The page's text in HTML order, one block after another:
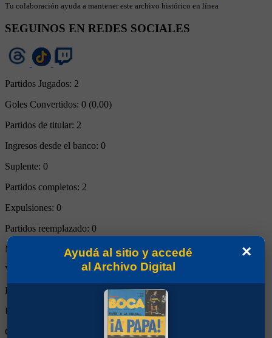
Tu colaboración ayuda a mantener este archivo histórico en línea
SEGUINOS EN REDES SOCIALES
Partidos Jugados: 2
Goles Convertidos: 0 (0.00)
Partidos de titular: 2
Ingresos desde el banco: 0
Suplente: 0
Partidos completos: 2
Expulsiones: 0
Partidos reemplazado: 0
Minutos Disputados:180
Victorias:
Empates:
Derrotas:
Goles de Boca:
×
Ayudá al sitio y accedé
al Archivo Digital